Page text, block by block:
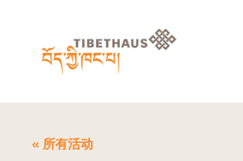
« 所有活动